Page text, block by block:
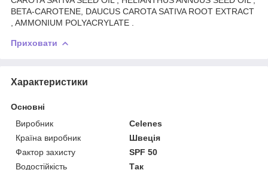
BETA-CAROTENE, DAUCUS CAROTA SATIVA ROOT EXTRACT
, AMMONIUM POLYACRYLATE .
Приховати
Характеристики
Основні
Виробник
Celenes
Країна виробник
Швеція
Фактор захисту
SPF 50
Водостійкість
Так